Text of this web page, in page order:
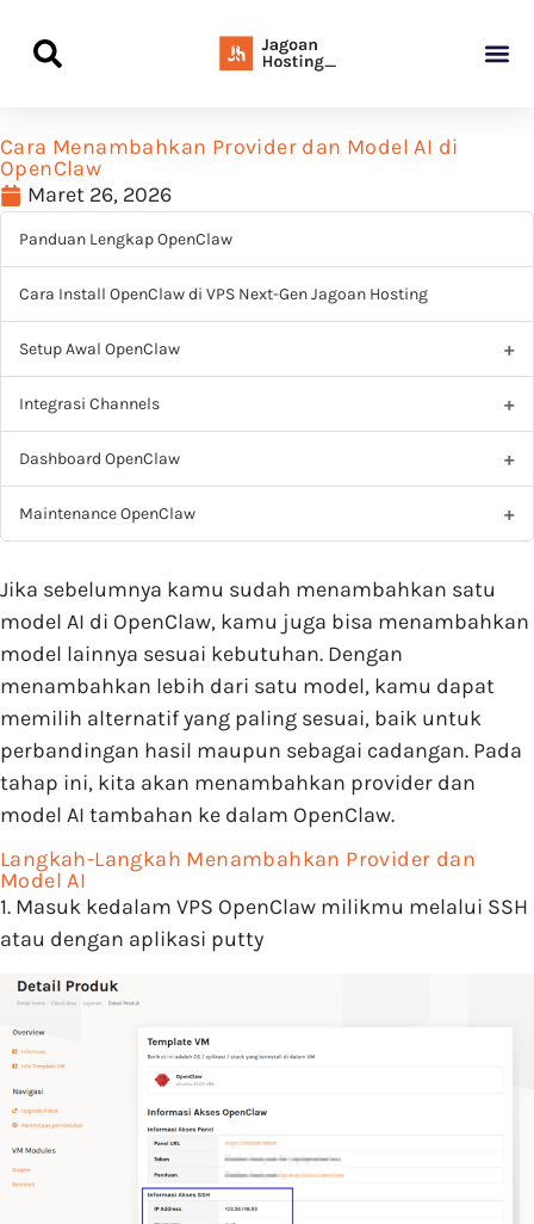
Cara Menambahkan Provider dan Model AI di
OpenClaw
Maret 26, 2026
Panduan Lengkap OpenClaw
Cara Install OpenClaw di VPS Next-Gen Jagoan Hosting
Setup Awal OpenClaw
Integrasi Channels
Dashboard OpenClaw
Maintenance OpenClaw
Jika sebelumnya kamu sudah menambahkan satu
model AI di OpenClaw, kamu juga bisa menambahkan
model lainnya sesuai kebutuhan. Dengan
menambahkan lebih dari satu model, kamu dapat
memilih alternatif yang paling sesuai, baik untuk
perbandingan hasil maupun sebagai cadangan. Pada
tahap ini, kita akan menambahkan provider dan
model AI tambahan ke dalam OpenClaw.
Langkah-Langkah Menambahkan Provider dan
Model AI
1. Masuk kedalam VPS OpenClaw milikmu melalui SSH
atau dengan aplikasi putty